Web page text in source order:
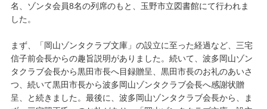
名、ゾンタ会員8名の列席のもと、玉野市立図書館にて行われま
した。
まず、「岡山ゾンタクラブ文庫」の設立に至った経過など、三宅
信子前会長からの趣旨説明がありました。続いて、波多岡山ゾン
タクラブ会長から黒田市長へ目録贈呈、黒田市長のお礼のあいさ
つ、続いて黒田市長から波多岡山ゾンタクラブ会長へ感謝状贈
呈、と続きました。最後に、波多岡山ゾンタクラブ会長から、ま